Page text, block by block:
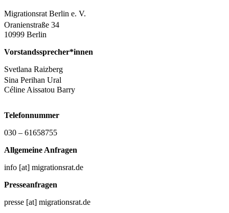
Migrationsrat Berlin e. V.
Oranienstraße 34
10999 Berlin
Vorstandssprecher*innen
Svetlana Raizberg
Sina Perihan Ural
Céline Aissatou Barry
Telefonnummer
030 – 61658755
Allgemeine Anfragen
info [at] migrationsrat.de
Presseanfragen
presse [at] migrationsrat.de